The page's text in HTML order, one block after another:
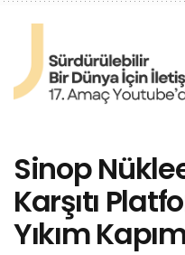
Sinop
Karşıtı
Yıkım